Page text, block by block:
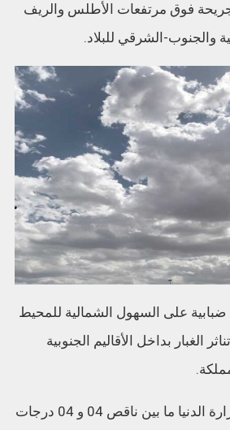
فوق مرتفعات الأطلس والريف
والجنوب-الشرقي للبلاد.
على السهول الشمالية للمحيط
الغبار بداخل الأقاليم الجنوبية
وستتراوح درجات الحرارة الدنيا ما بين ناقص 04 و 04 درجات